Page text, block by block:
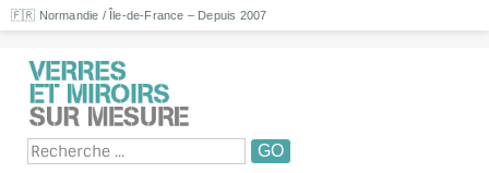
🇫🇷 Normandie / Île-de-France – Depuis 2007